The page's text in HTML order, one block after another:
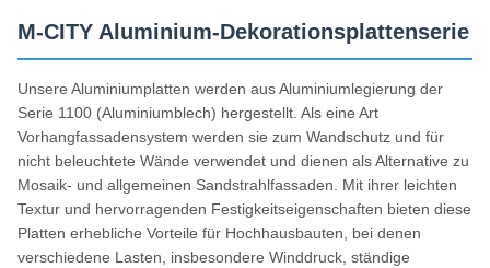
M-CITY Aluminium-Dekorationsplattenserie
Unsere Aluminiumplatten werden aus Aluminiumlegierung der
Serie 1100 (Aluminiumblech) hergestellt. Als eine Art
Vorhangfassadensystem werden sie zum Wandschutz und für
nicht beleuchtete Wände verwendet und dienen als Alternative zu
Mosaik- und allgemeinen Sandstrahlfassaden. Mit ihrer leichten
Textur und hervorragenden Festigkeitseigenschaften bieten diese
Platten erhebliche Vorteile für Hochhausbauten, bei denen
verschiedene Lasten, insbesondere Winddruck, ständige